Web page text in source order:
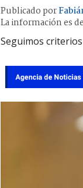
Publicado por
La información es de
Seguimos